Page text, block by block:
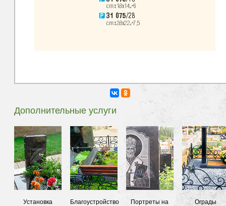
Дополнительные услуги
Установка
Благоустройство
Портреты на
Ограды